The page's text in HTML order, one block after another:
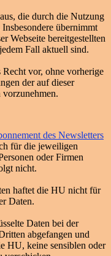
die durch die Nutzung
übernimmt
Webseite bereitgestellten
Fall aktuell sind.
vor, ohne vorherige
der auf dieser
des Newsletters
für die jeweiligen
oder Firmen
nicht.
haftet die HU nicht für
Daten.
Daten bei der
abgefangen und
HU, keine sensiblen oder